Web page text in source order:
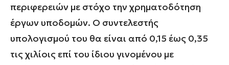
περιφερειών με στόχο την χρηματοδότηση
έργων υποδομών. Ο συντελεστής
υπολογισμού του θα είναι από 0,15 έως 0,35
τις χιλίοις επί του ίδιου γινομένου με